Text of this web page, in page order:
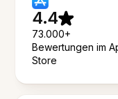
4.4
73.000+
Bewertungen im
Store